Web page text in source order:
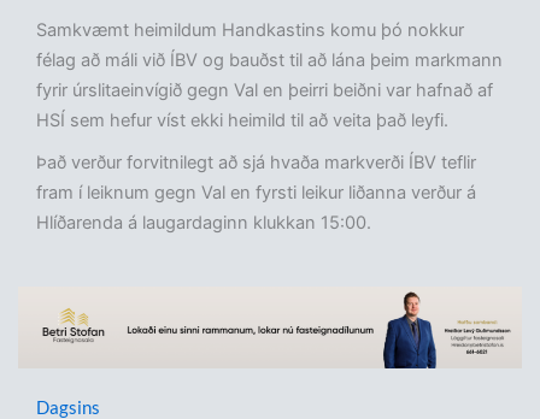
Samkvæmt heimildum Handkastins komu þó nokkur
félag að máli við ÍBV og bauðst til að lána þeim markmann
fyrir úrslitaeinvígið gegn Val en þeirri beiðni var hafnað af
HSÍ sem hefur víst ekki heimild til að veita það leyfi.
Það verður forvitnilegt að sjá hvaða markverði ÍBV teflir
fram í leiknum gegn Val en fyrsti leikur liðanna verður á
Hlíðarenda á laugardaginn klukkan 15:00.
Dagsins